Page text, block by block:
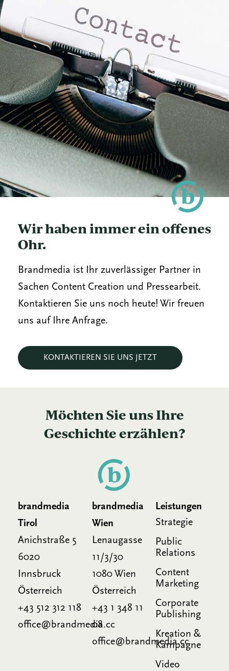
Wir haben immer ein offenes
Ohr.
Brandmedia ist Ihr zuverlässiger Partner in
Sachen Content Creation und Pressearbeit.
Kontaktieren Sie uns noch heute! Wir freuen
uns auf Ihre Anfrage.
KONTAKTIEREN SIE UNS JETZT
Möchten Sie uns Ihre
Geschichte erzählen?
brandmedia
Tirol
Anichstraße 5
6020
Innsbruck
Österreich
+43 512 312 118
office@brandmedia.cc
brandmedia
Wien
Lenaugasse
11/3/30
1080 Wien
Österreich
+43 1 348 11
08
office@brandmedia.cc
Leistungen
Strategie
Public
Relations
Content
Marketing
Corporate
Publishing
Kreation &
Kampagne
Video